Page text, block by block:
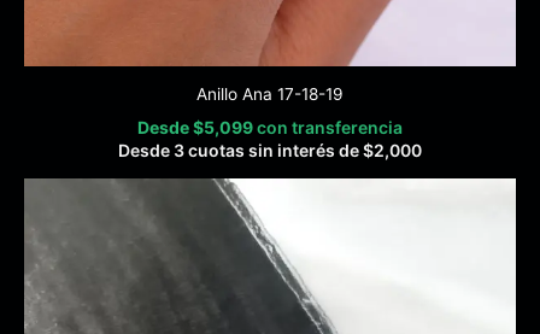
Anillo Ana 17-18-19
Desde$5,099con transferencia
Desde 3 cuotas sin interés de$2,000